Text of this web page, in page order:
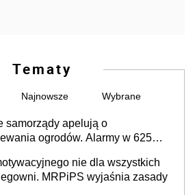
Tematy
Najnowsze Wybrane
samorządy apelują o
ogrodów. Alarmy w 625
nie dla wszystkich
MRPiPS wyjaśnia zasady